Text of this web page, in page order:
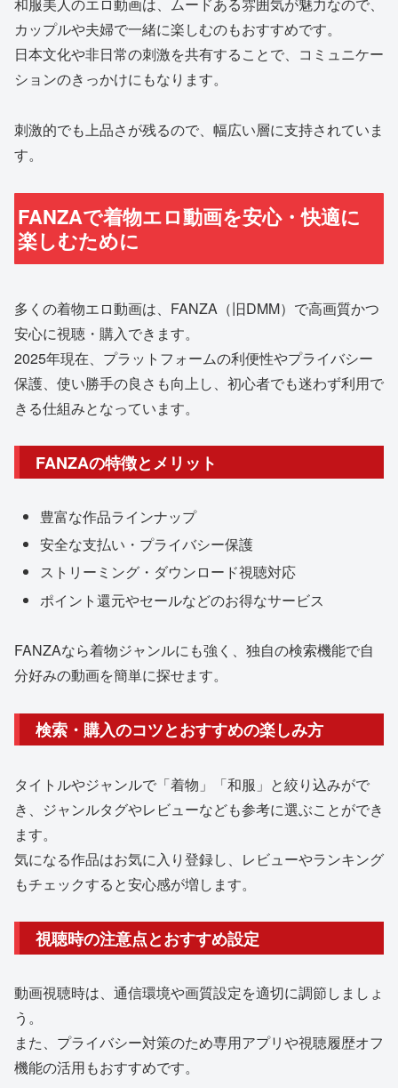
カップルや夫婦で一緒に楽しむのもおすすめです。
日本文化や非日常の刺激を共有することで、コミュニケー
ションのきっかけにもなります。
刺激的でも上品さが残るので、幅広い層に支持されていま
す。
FANZAで着物エロ動画を安心・快適に
楽しむために
多くの着物エロ動画は、FANZA（旧DMM）で高画質かつ
安心に視聴・購入できます。
2025年現在、プラットフォームの利便性やプライバシー
保護、使い勝手の良さも向上し、初心者でも迷わず利用で
きる仕組みとなっています。
FANZAの特徴とメリット
豊富な作品ラインナップ
安全な支払い・プライバシー保護
ストリーミング・ダウンロード視聴対応
ポイント還元やセールなどのお得なサービス
FANZAなら着物ジャンルにも強く、独自の検索機能で自
分好みの動画を簡単に探せます。
検索・購入のコツとおすすめの楽しみ方
タイトルやジャンルで「着物」「和服」と絞り込みがで
き、ジャンルタグやレビューなども参考に選ぶことができ
ます。
気になる作品はお気に入り登録し、レビューやランキング
もチェックすると安心感が増します。
視聴時の注意点とおすすめ設定
動画視聴時は、通信環境や画質設定を適切に調節しましょ
う。
また、プライバシー対策のため専用アプリや視聴履歴オフ
機能の活用もおすすめです。